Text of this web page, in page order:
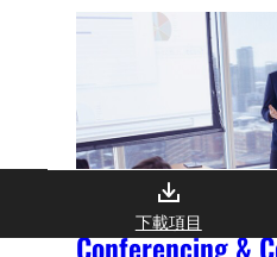
Conferencing &
下載項目